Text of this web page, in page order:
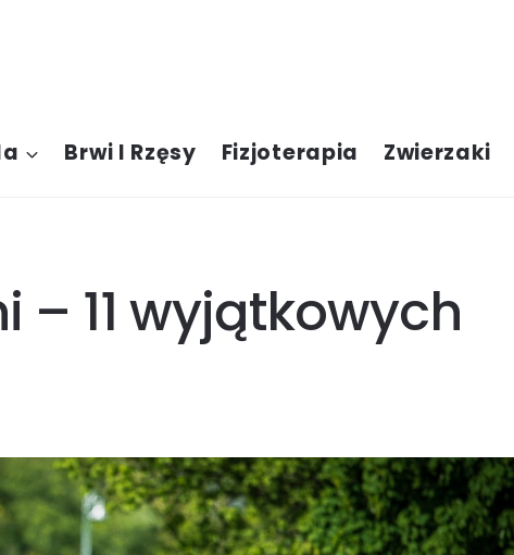
Brwi I Rzęsy Fizjoterapia Zwierzaki
– 11 wyjątkowych